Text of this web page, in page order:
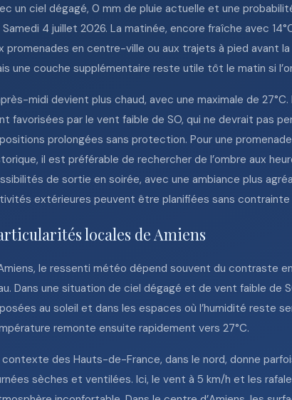
un ciel dégagé, 0 mm de pluie actuelle et une
4 juillet 2026. La matinée, encore fraîche avec
promenades en centre-ville ou aux trajets à pied avant
une couche supplémentaire reste utile tôt le matin si
midi devient plus chaud, avec une maximale de
favorisées par le vent faible de SO, qui ne devrait pas
prolongées sans protection. Pour une
il est préférable de rechercher de l’ombre aux
de sortie en soirée, avec une ambiance plus
extérieures peuvent être planifiées sans contrainte
locales de Amiens
le ressenti météo dépend souvent du contraste
Dans une situation de ciel dégagé et de vent faible
au soleil et dans les espaces où l’humidité reste
remonte ensuite rapidement vers 27°C.
contexte des Hauts-de-France, dans le nord, donne
sèches et ventilées. Ici, le vent à 5 km/h et les